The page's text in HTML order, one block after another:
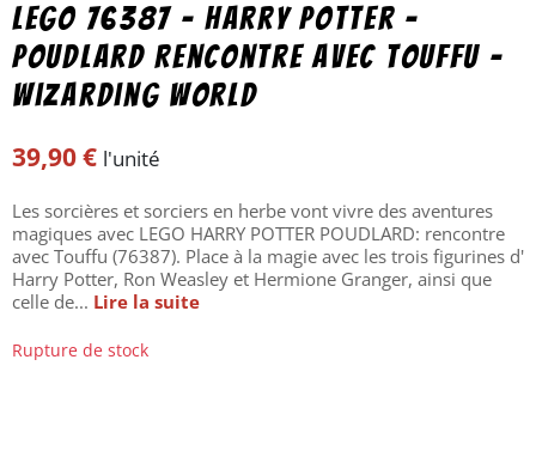
Lego 76387 – Harry Potter –
Poudlard Rencontre avec Touffu –
Wizarding World
39,90€ l'unité
Les sorcières et sorciers en herbe vont vivre des aventures
magiques avec LEGO HARRY POTTER POUDLARD: rencontre
avec Touffu (76387). Place à la magie avec les trois figurines d'
Harry Potter, Ron Weasley et Hermione Granger, ainsi que
celle de... Lire la suite
Rupture de stock